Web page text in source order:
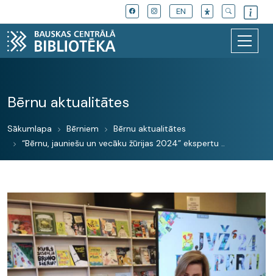
EN
Bērnu aktualitātes
Sākumlapa Bērniem
Bērnu aktualitātes
“Bērnu, jauniešu un vecāku žūrijas 2024” ekspertu ..